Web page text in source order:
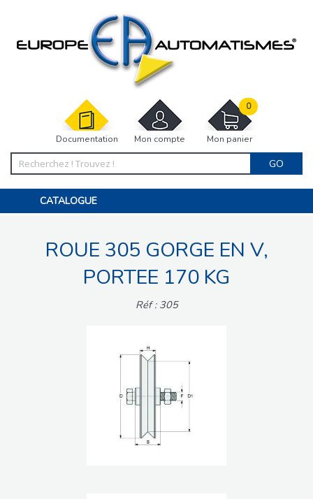
Documentation Mon compte Mon panier
0
GO
CATALOGUE
MOTORISATIONS
ACCESSOIRES ET ELECTRONIQUES
INTERPHONES VISIOPHONES
ROUE 305 GORGE EN V,
PORTEE 170 KG
Réf : 305